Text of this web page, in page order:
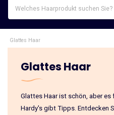
Haarprodukt
suchen
Sie?
Glattes Haar
Glattes Haar
Glattes Haar ist schön, aber
Hardy's gibt Tipps. Entdecken